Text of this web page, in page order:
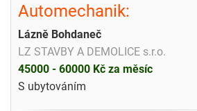
Automechanik:
Lázně Bohdaneč
LZ STAVBY A DEMOLICE s.r.o.
45000 - 60000 Kč za měsíc
S ubytováním